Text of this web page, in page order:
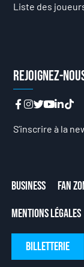
Liste des
Rejoignez-
S’inscrire à la
Business Fan
Mentions Légales
Billetterie